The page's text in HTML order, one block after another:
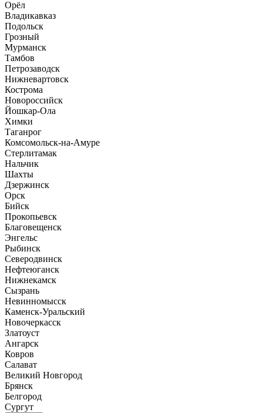
Орёл
Владикавказ
Подольск
Грозный
Мурманск
Тамбов
Петрозаводск
Нижневартовск
Кострома
Новороссийск
Йошкар-Ола
Химки
Таганрог
Комсомольск-на-Амуре
Стерлитамак
Нальчик
Шахты
Дзержинск
Орск
Бийск
Прокопьевск
Благовещенск
Энгельс
Рыбинск
Северодвинск
Нефтеюганск
Нижнекамск
Сызрань
Невинномысск
Каменск-Уральский
Новочеркасск
Златоуст
Ангарск
Ковров
Салават
Великий Новгород
Брянск
Белгород
Сургут